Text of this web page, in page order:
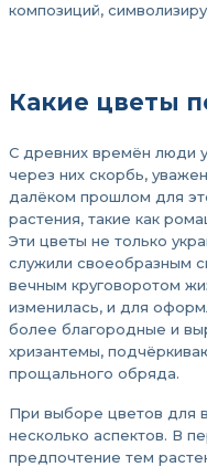
композиций,
Какие цветы
С древних времён люди
через них скорбь,
далёком прошлом для
растения, такие как
Эти цветы не только
служили своеобразным
вечным круговоротом
изменилась, и для
более благородные и
хризантемы,
прощального обряда.
При выборе цветов для
несколько аспектов. В
предпочтение тем